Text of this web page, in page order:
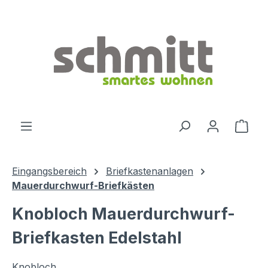
Eingangsbereich
Briefkastenanlagen
Mauerdurchwurf-Briefkästen
Knobloch Mauerdurchwurf-
Briefkasten Edelstahl